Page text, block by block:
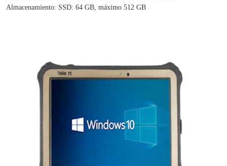
Almacenamiento: SSD: 64 GB, máximo 512 GB